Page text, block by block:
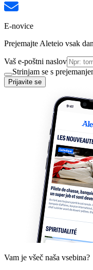
E-novice
Prejemajte Aleteio vsak
Vaš e-poštni naslov
Strinjam se s
Prijavite se
Vam je všeč naša vsebina?